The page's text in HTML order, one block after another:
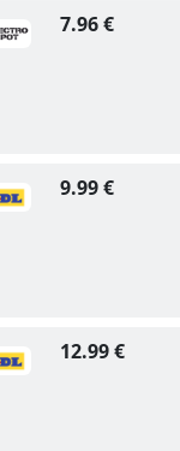
7.96 €
9.99 €
12.99 €